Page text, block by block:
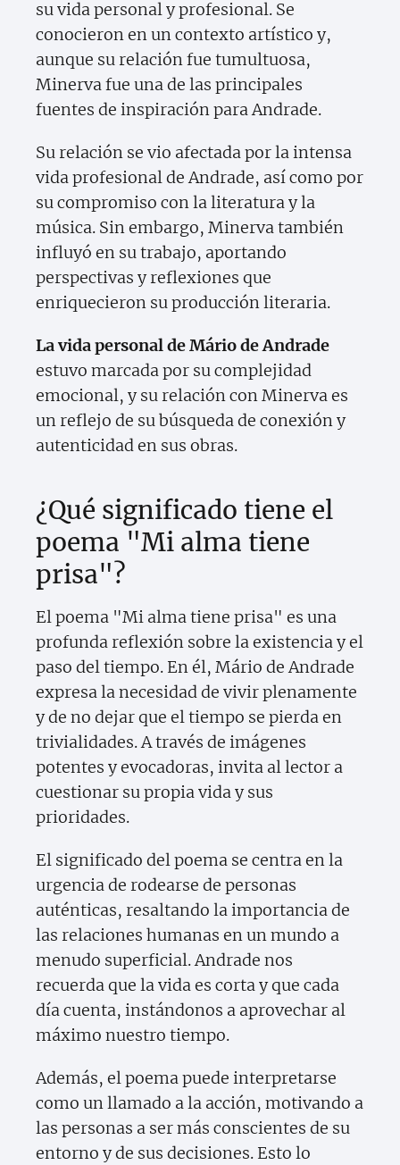
su vida personal y profesional. Se
conocieron en un contexto artístico y,
aunque su relación fue tumultuosa,
Minerva fue una de las principales
fuentes de inspiración para Andrade.
Su relación se vio afectada por la intensa
vida profesional de Andrade, así como por
su compromiso con la literatura y la
música. Sin embargo, Minerva también
influyó en su trabajo, aportando
perspectivas y reflexiones que
enriquecieron su producción literaria.
La vida personal de Mário de Andrade
estuvo marcada por su complejidad
emocional, y su relación con Minerva es
un reflejo de su búsqueda de conexión y
autenticidad en sus obras.
¿Qué significado tiene el
poema "Mi alma tiene
prisa"?
El poema "Mi alma tiene prisa" es una
profunda reflexión sobre la existencia y el
paso del tiempo. En él, Mário de Andrade
expresa la necesidad de vivir plenamente
y de no dejar que el tiempo se pierda en
trivialidades. A través de imágenes
potentes y evocadoras, invita al lector a
cuestionar su propia vida y sus
prioridades.
El significado del poema se centra en la
urgencia de rodearse de personas
auténticas, resaltando la importancia de
las relaciones humanas en un mundo a
menudo superficial. Andrade nos
recuerda que la vida es corta y que cada
día cuenta, instándonos a aprovechar al
máximo nuestro tiempo.
Además, el poema puede interpretarse
como un llamado a la acción, motivando a
las personas a ser más conscientes de su
entorno y de sus decisiones. Esto lo